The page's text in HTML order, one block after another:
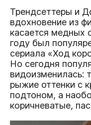
Трендсеттеры и
вдохновение из
касается медных
году был
сериала «Ход
Но сегодня
видоизменилась:
рыжие оттенки с
подтоном, а
коричневатые,